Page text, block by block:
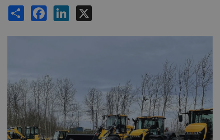
Share Facebook LinkedIn